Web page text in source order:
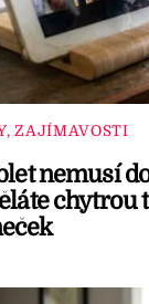
ZAJÍMAVOSTI
nemusí
chytrou